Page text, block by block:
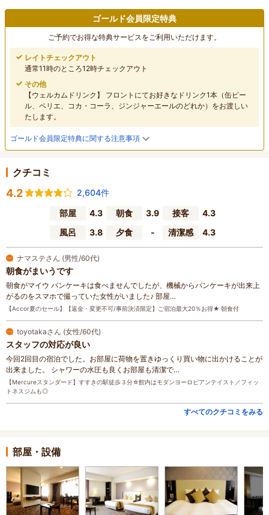
ゴールド会員限定特典
ご予約でお得な特典サービスをご利用いただけます。
レイトチェックアウト
通常11時のところ12時チェックアウト
その他
【ウェルカムドリンク】 フロントにてお好きなドリンク1本（缶ビー
ル、ペリエ、コカ・コーラ、ジンジャーエールのどれか）をお渡しい
たします。
ゴールド会員限定特典に関する注意事項
クチコミ
4.2
2,604件
部屋
4.3 朝食 3.9 接客
4.3
風呂
3.8 夕食 - 清潔感 4.3
ナマステさん (男性/60代)
朝食がまいうです
朝食がマイウ パンケーキは食べませんでしたが、機械からパンケーキが出来上
がるのをスマホで撮っていた女性がいました♪ 部屋…
【Accor夏のセール】【返金・変更不可/事前決済限定】ご宿泊最大20％お得★ 朝食付
toyotakaさん (女性/60代)
スタッフの対応が良い
今回2回目の宿泊でした。お部屋に荷物を置きゆっくり買い物に出かけることが
出来ました。 シャワーの水圧も良くお部屋も清潔で…
【Mercureスタンダード】すすきの駅徒歩３分☆館内はモダンヨーロピアンテイスト／フィッ
トネスジムも◎
すべてのクチコミをみる
部屋・設備